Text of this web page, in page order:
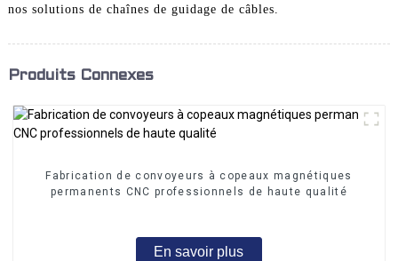
nos solutions de chaînes de guidage de câbles.
Produits Connexes
Fabrication de convoyeurs à copeaux magnétiques
permanents CNC professionnels de haute qualité
En savoir plus